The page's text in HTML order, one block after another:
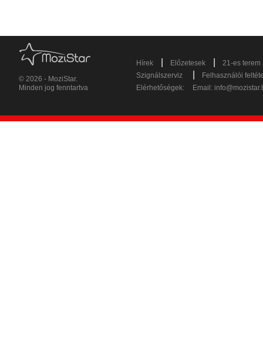
© 2026 - MoziStar.
Minden jog fenntartva
Hírek Előzetesek
21-es terem
Szignálszerviz
Felhasználói
Elérhetőségek:
Email: